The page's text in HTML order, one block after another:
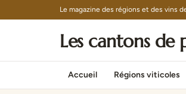
Le magazine des régions et des vins
Les cantons de
Accueil Régions viticoles